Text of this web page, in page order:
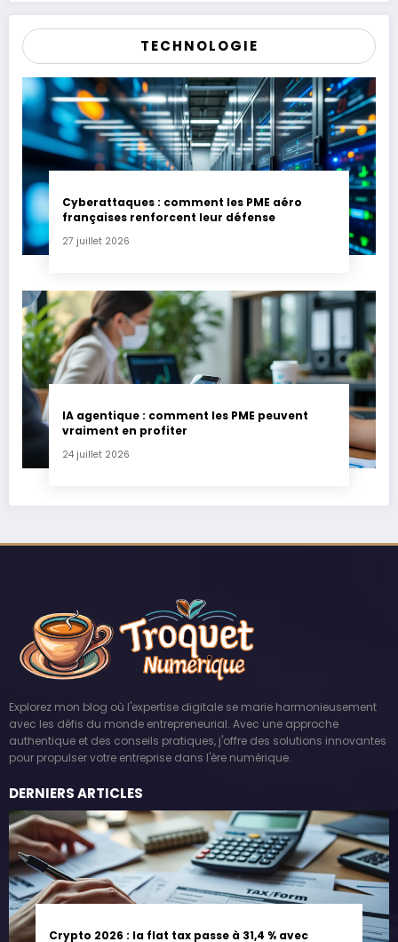
TECHNOLOGIE
Cyberattaques : comment les PME aéro
françaises renforcent leur défense
27 juillet 2026
IA agentique : comment les PME peuvent
vraiment en profiter
24 juillet 2026
Explorez mon blog où l'expertise digitale se marie harmonieusement
avec les défis du monde entrepreneurial. Avec une approche
authentique et des conseils pratiques, j'offre des solutions innovantes
pour propulser votre entreprise dans l'ère numérique.
DERNIERS ARTICLES
Crypto 2026 : la flat tax passe à 31,4 % avec